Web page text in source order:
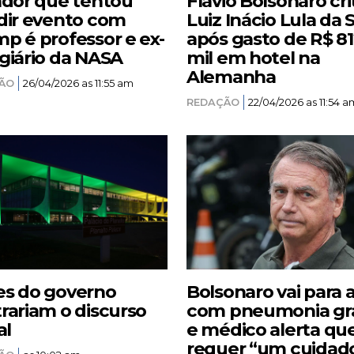
evento com
é professor e ex-
da NASA
26/04/2026 as 11:55 am
Luiz Inácio Lula da
após gasto de R$
mil em hotel na
Alemanha
REDAÇÃO 22/04/2026 as 11:54
do governo
o discurso
Bolsonaro vai para
com pneumonia
e médico alerta
requer “um